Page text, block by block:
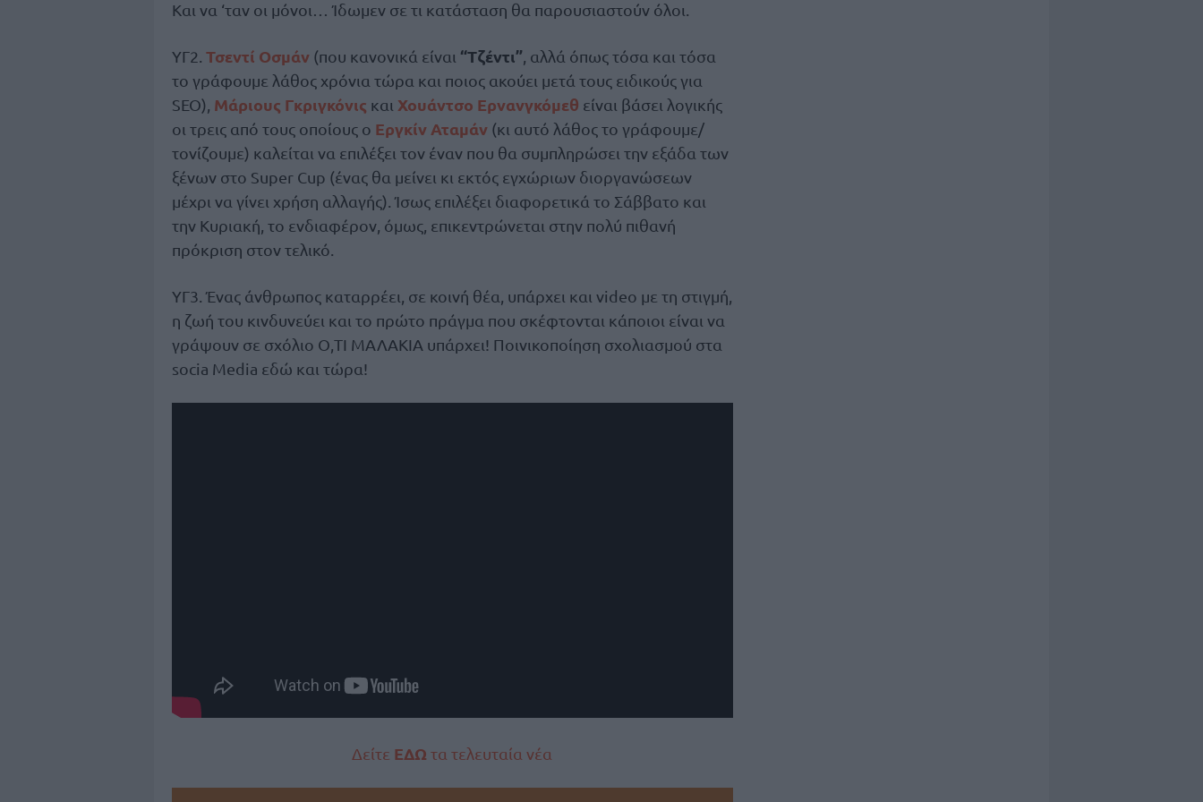
Και να ‘ταν οι μόνοι… Ίδωμεν σε τι κατάσταση θα παρουσιαστούν όλοι.
ΥΓ2. Τσεντί Οσμάν (που κανονικά είναι “Τζέντι”, αλλά όπως τόσα και τόσα
το γράφουμε λάθος χρόνια τώρα και ποιος ακούει μετά τους ειδικούς για
SEO), Μάριους Γκριγκόνις και Χουάντσο Ερνανγκόμεθ είναι βάσει λογικής
οι τρεις από τους οποίους ο Εργκίν Αταμάν (κι αυτό λάθος το γράφουμε/
τονίζουμε) καλείται να επιλέξει τον έναν που θα συμπληρώσει την εξάδα των
ξένων στο Super Cup (ένας θα μείνει κι εκτός εγχώριων διοργανώσεων
μέχρι να γίνει χρήση αλλαγής). Ίσως επιλέξει διαφορετικά το Σάββατο και
την Κυριακή, το ενδιαφέρον, όμως, επικεντρώνεται στην πολύ πιθανή
πρόκριση στον τελικό.
ΥΓ3. Ένας άνθρωπος καταρρέει, σε κοινή θέα, υπάρχει και video με τη στιγμή,
η ζωή του κινδυνεύει και το πρώτο πράγμα που σκέφτονται κάποιοι είναι να
γράψουν σε σχόλιο Ο,ΤΙ ΜΑΛΑΚΙΑ υπάρχει! Ποινικοποίηση σχολιασμού στα
socia Media εδώ και τώρα!
Δείτε ΕΔΩ τα τελευταία νέα